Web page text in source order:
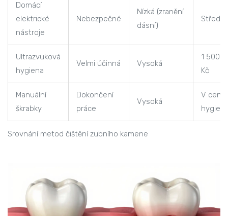
Srovnání metod čištění zubního kamene
Domácí
elektrické
nástroje
Nebezpečné
Nízká (zranění
dásní)
Střední
Ultrazvuková
hygiena
Velmi účinná Vysoká
1 500 -
Kč
Manuální
škrabky
Dokončení
práce
Vysoká
V ceně